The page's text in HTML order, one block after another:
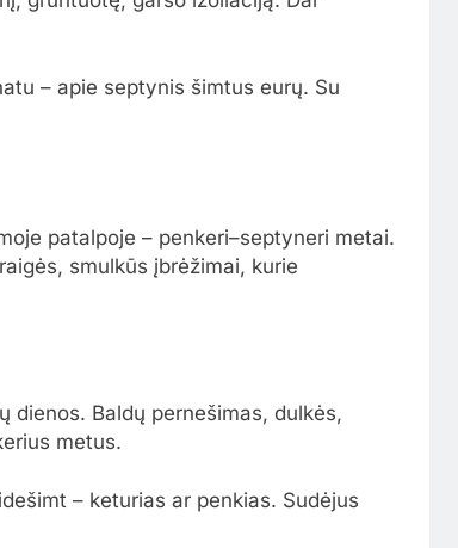
– apie septynis šimtus eurų. Su
patalpoje – penkeri–septyneri metai.
smulkūs įbrėžimai, kurie
dienos. Baldų pernešimas, dulkės,
metus.
– keturias ar penkias. Sudėjus